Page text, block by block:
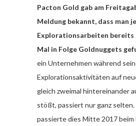
Pacton Gold gab am
Meldung bekannt, dass man
Explorationsarbeiten bereits
Mal in Folge Goldnuggets
ein Unternehmen während
Explorationsaktivitäten auf
gleich zweimal hintereinander
stößt, passiert nur ganz
passierte dies Mitte 2017 beim